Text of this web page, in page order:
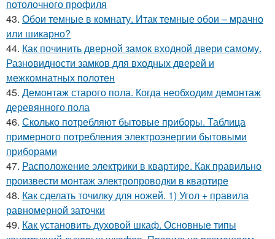
потолочного профиля
43. Обои темные в комнату. Итак темные обои – мрачно
или шикарно?
44. Как починить дверной замок входной двери самому.
Разновидности замков для входных дверей и
межкомнатных полотен
45. Демонтаж старого пола. Когда необходим демонтаж
деревянного пола
46. Сколько потребляют бытовые приборы. Таблица
примерного потребления электроэнергии бытовыми
приборами
47. Расположение электрики в квартире. Как правильно
произвести монтаж электропроводки в квартире
48. Как сделать точилку для ножей. 1) Угол + правила
равномерной заточки
49. Как установить духовой шкаф. Основные типы